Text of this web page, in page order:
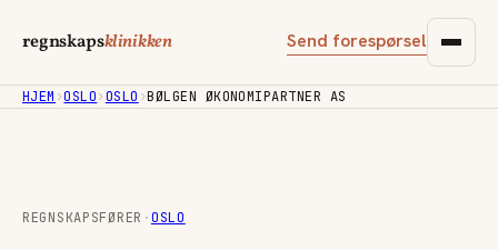
regnskapsklinikken Send forespørsel
HJEM ›OSLO›OSLO ›BØLGEN ØKONOMIPARTNER AS
REGNSKAPSFØRER ·OSLO